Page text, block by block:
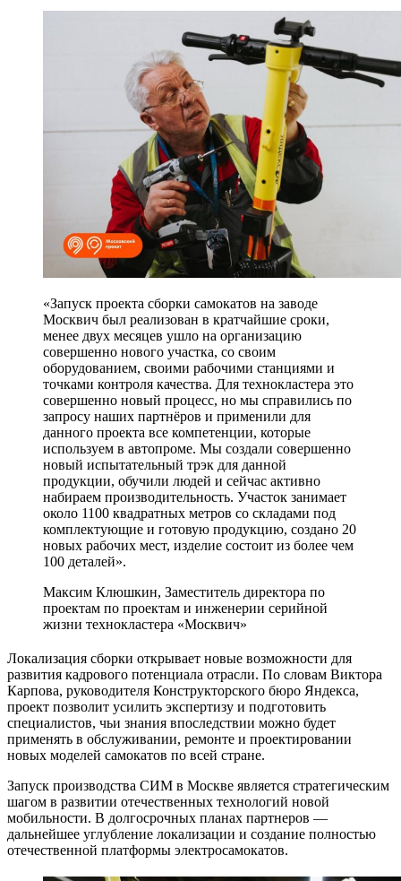
«Запуск проекта сборки самокатов на заводе
Москвич был реализован в кратчайшие сроки,
менее двух месяцев ушло на организацию
совершенно нового участка, со своим
оборудованием, своими рабочими станциями и
точками контроля качества. Для технокластера это
совершенно новый процесс, но мы справились по
запросу наших партнёров и применили для
данного проекта все компетенции, которые
используем в автопроме. Мы создали совершенно
новый испытательный трэк для данной
продукции, обучили людей и сейчас активно
набираем производительность. Участок занимает
около 1100 квадратных метров со складами под
комплектующие и готовую продукцию, создано 20
новых рабочих мест, изделие состоит из более чем
100 деталей».
Максим Клюшкин, Заместитель директора по
проектам по проектам и инженерии серийной
жизни технокластера «Москвич»
Локализация сборки открывает новые возможности для
развития кадрового потенциала отрасли. По словам Виктора
Карпова, руководителя Конструкторского бюро Яндекса,
проект позволит усилить экспертизу и подготовить
специалистов, чьи знания впоследствии можно будет
применять в обслуживании, ремонте и проектировании
новых моделей самокатов по всей стране.
Запуск производства СИМ в Москве является стратегическим
шагом в развитии отечественных технологий новой
мобильности. В долгосрочных планах партнеров —
дальнейшее углубление локализации и создание полностью
отечественной платформы электросамокатов.